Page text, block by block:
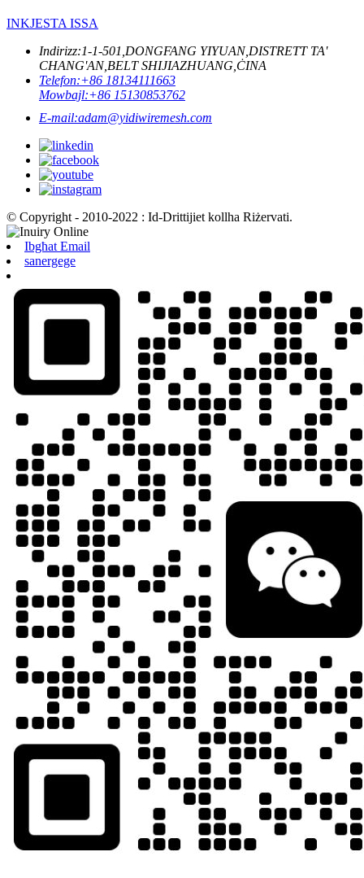
INKJESTA ISSA
Indirizz:1-1-501,DONGFANG YIYUAN,DISTRETT TA'
CHANG'AN,BELT SHIJIAZHUANG,ĊINA
Telefon:+86 18134111663
Mowbajl:+86 15130853762
E-mail:adam@yidiwiremesh.com
© Copyright - 2010-2022 : Id-Drittijiet kollha Riżervati.
Ibgħat Email
sanergege